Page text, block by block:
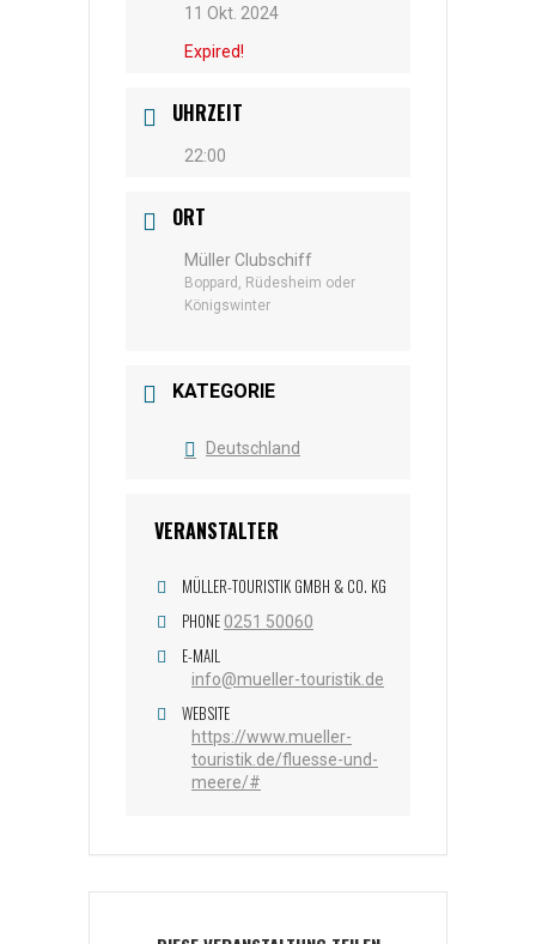
11 Okt. 2024
Expired!
UHRZEIT
22:00
ORT
Müller Clubschiff
Boppard, Rüdesheim oder
Königswinter
KATEGORIE
Deutschland
VERANSTALTER
MÜLLER-TOURISTIK GMBH & CO. KG
PHONE0251 50060
E-MAIL
info@mueller-touristik.de
WEBSITE
https://www.mueller-
touristik.de/fluesse-und-
meere/#